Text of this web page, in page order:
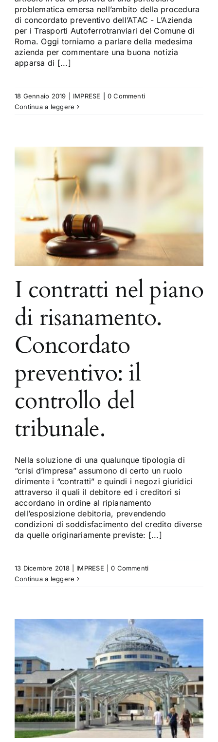
problematica emersa nell’ambito della procedura
di concordato preventivo dell’ATAC - L’Azienda
per i Trasporti Autoferrotranviari del Comune di
Roma. Oggi torniamo a parlare della medesima
azienda per commentare una buona notizia
apparsa di [...]
18 Gennaio 2019 IMPRESE
0 Commenti
Continua a leggere
I contratti nel piano
di risanamento.
Concordato
preventivo: il
controllo del
tribunale.
Nella soluzione di una qualunque tipologia di
“crisi d’impresa” assumono di certo un ruolo
dirimente i “contratti” e quindi i negozi giuridici
attraverso il quali il debitore ed i creditori si
accordano in ordine al ripianamento
dell’esposizione debitoria, prevendendo
condizioni di soddisfacimento del credito diverse
da quelle originariamente previste: [...]
13 Dicembre 2018 IMPRESE
0 Commenti
Continua a leggere